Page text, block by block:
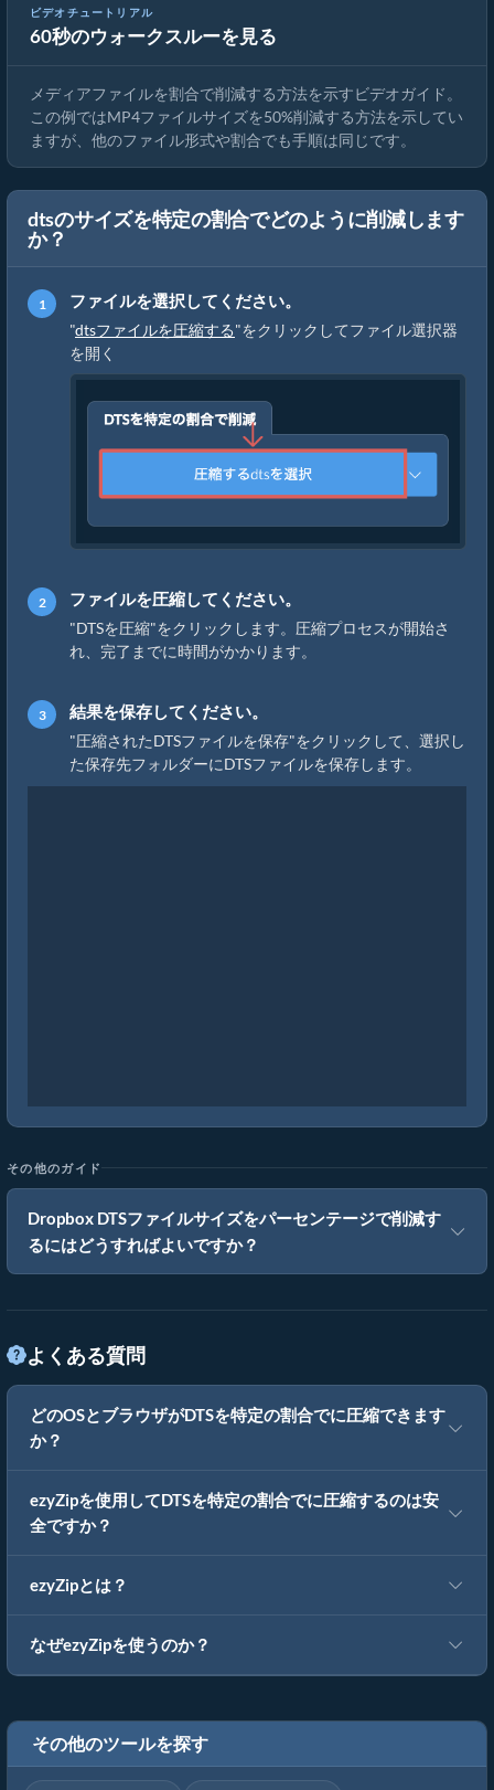
ビデオチュートリアル
60秒のウォークスルーを見る
メディアファイルサイズを50%削減する方法（シンプルガイド）
メディアファイルを割合で削減する方法を示すビデオガイド。
この例ではMP4ファイルサイズを50%削減する方法を示してい
ますが、他のファイル形式や割合でも手順は同じです。
dtsのサイズを特定の割合でどのように削減します
か？
ファイルを選択してください。
"dtsファイルを圧縮する"をクリックしてファイル選択器
を開く
ファイルを圧縮してください。
"DTSを圧縮"をクリックします。圧縮プロセスが開始さ
れ、完了までに時間がかかります。
結果を保存してください。
"圧縮されたDTSファイルを保存"をクリックして、選択し
た保存先フォルダーにDTSファイルを保存します。
その他のガイド
Dropbox DTSファイルサイズをパーセンテージで削減す
るにはどうすればよいですか？
よくある質問
どのOSとブラウザがDTSを特定の割合でに圧縮できます
か？
ezyZipを使用してDTSを特定の割合でに圧縮するのは安
全ですか？
ezyZipとは？
なぜezyZipを使うのか？
その他のツールを探す